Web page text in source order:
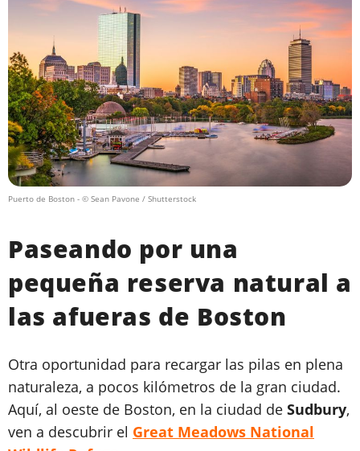
Puerto de Boston - © Sean Pavone / Shutterstock
Paseando por una
pequeña reserva natural a
las afueras de Boston
Otra oportunidad para recargar las pilas en plena
naturaleza, a pocos kilómetros de la gran ciudad.
Aquí, al oeste de Boston, en la ciudad de Sudbury,
ven a descubrir el Great Meadows National